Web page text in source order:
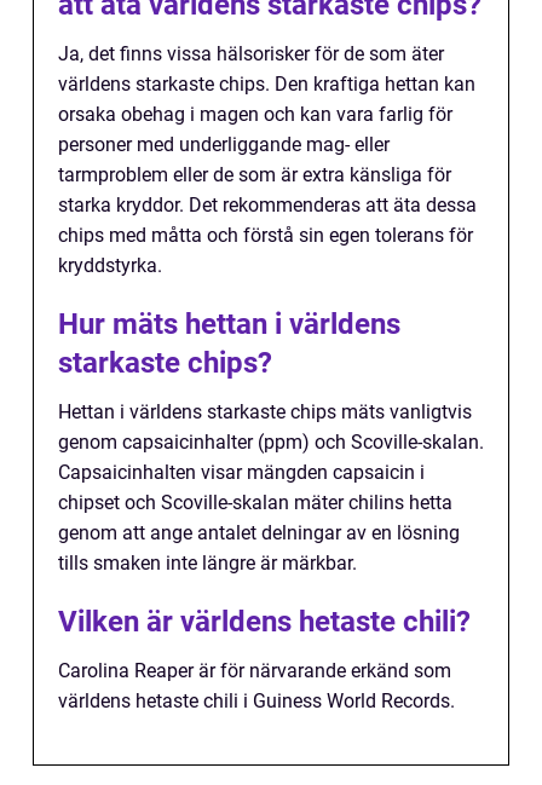
Ja, det finns vissa hälsorisker för de som äter
världens starkaste chips. Den kraftiga hettan kan
orsaka obehag i magen och kan vara farlig för
personer med underliggande mag- eller
tarmproblem eller de som är extra känsliga för
starka kryddor. Det rekommenderas att äta dessa
chips med måtta och förstå sin egen tolerans för
kryddstyrka.
Hur mäts hettan i världens
starkaste chips?
Hettan i världens starkaste chips mäts vanligtvis
genom capsaicinhalter (ppm) och Scoville-skalan.
Capsaicinhalten visar mängden capsaicin i
chipset och Scoville-skalan mäter chilins hetta
genom att ange antalet delningar av en lösning
tills smaken inte längre är märkbar.
Vilken är världens hetaste chili?
Carolina Reaper är för närvarande erkänd som
världens hetaste chili i Guiness World Records.